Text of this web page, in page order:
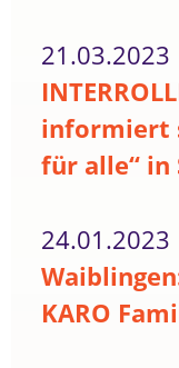
21.03.2023
informiert
für alle“
24.01.2023
KARO